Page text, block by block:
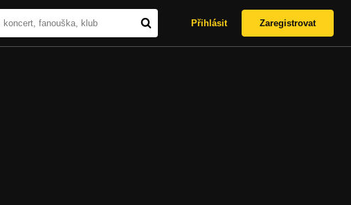
Přihlásit Zaregistrovat